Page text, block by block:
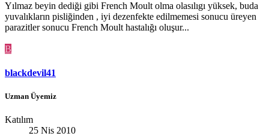
Yılmaz beyin dediği gibi French Moult olma olasılıgı yüksek, buda
yuvalıkların pisliğinden , iyi dezenfekte edilmemesi sonucu üreyen
parazitler sonucu French Moult hastalığı oluşur...
B
blackdevil41
Uzman Üyemiz
Katılım
25 Nis 2010